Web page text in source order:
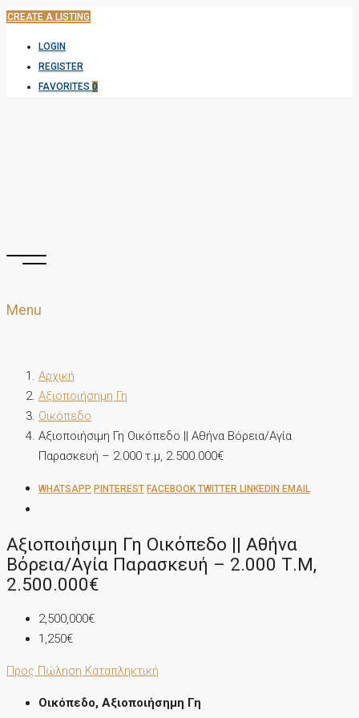
CREATE A LISTING
LOGIN
REGISTER
FAVORITES 0
Menu
Αρχική
Αξιοποιήσημη Γη
Οικόπεδο
Αξιοποιήσιμη Γη Οικόπεδο || Αθήνα Βόρεια/Αγία
Παρασκευή – 2.000 τ.μ, 2.500.000€
WHATSAPP PINTEREST FACEBOOK TWITTER LINKEDIN EMAIL
Αξιοποιήσιμη Γη Οικόπεδο || Αθήνα
Βόρεια/Αγία Παρασκευή – 2.000 Τ.μ,
2.500.000€
2,500,000€
1,250€
Προς Πώληση Καταπληκτική
Οικόπεδο, Αξιοποιήσημη Γη